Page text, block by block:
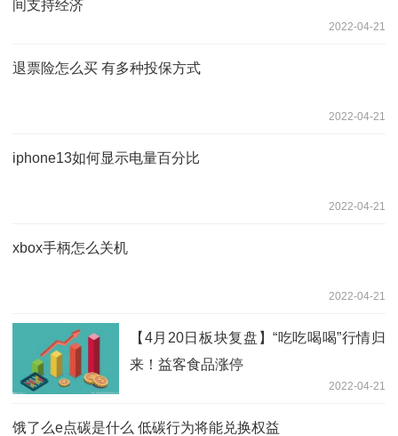
间支持经济
2022-04-21
退票险怎么买 有多种投保方式
2022-04-21
iphone13如何显示电量百分比
2022-04-21
xbox手柄怎么关机
2022-04-21
【4月20日板块复盘】“吃吃喝喝”行情归
来！益客食品涨停
2022-04-21
饿了么e点碳是什么 低碳行为将能兑换权益